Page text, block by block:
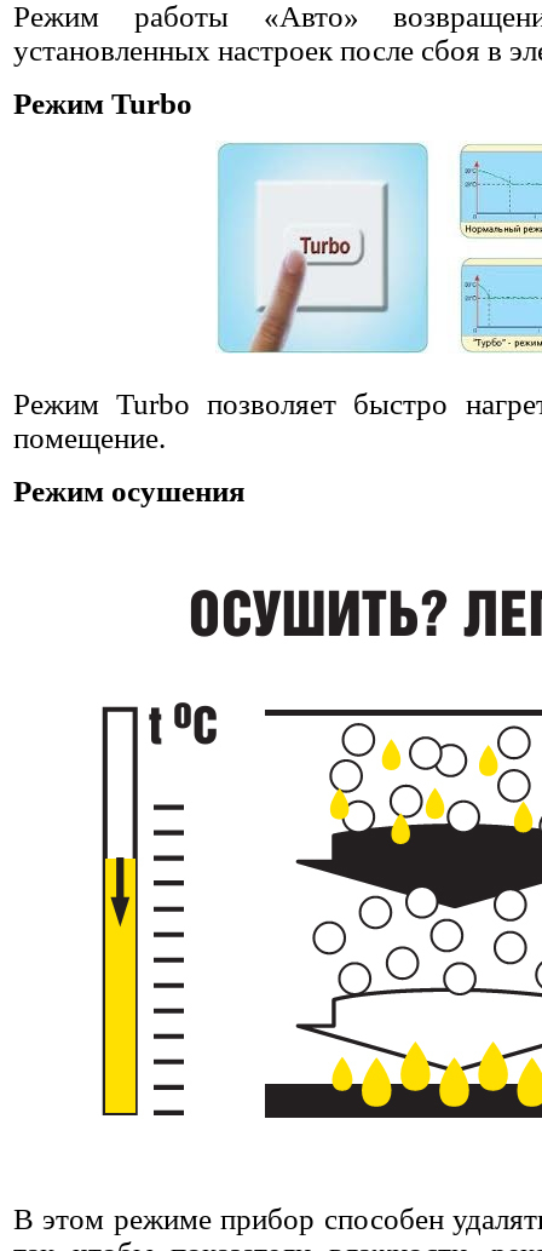
Режим работы «Авто»
установленных настроек после сбоя в
Режим Turbo
Режим Turbo позволяет быстро
помещение.
Режим осушения
В этом режиме прибор способен